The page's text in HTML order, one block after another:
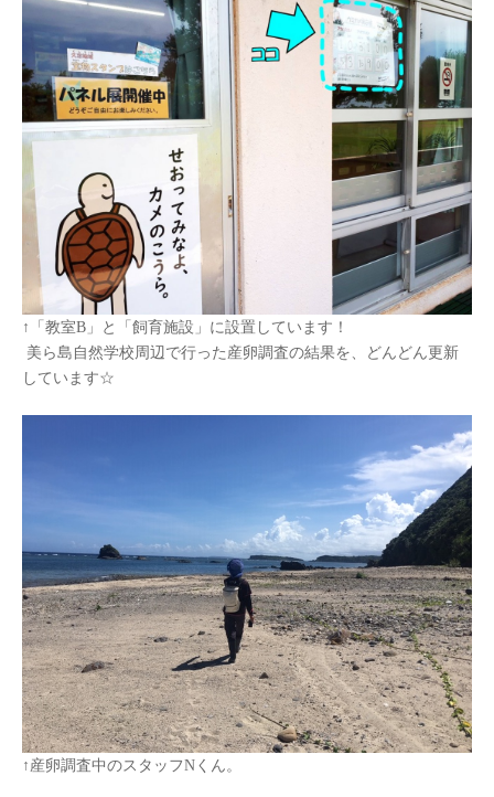
↑「教室B 」と「飼育施設」に設置しています！
美ら島自然学校周辺で行った産卵調査の結果を、どんどん更新
しています☆
↑産卵調査中のスタッフN くん。